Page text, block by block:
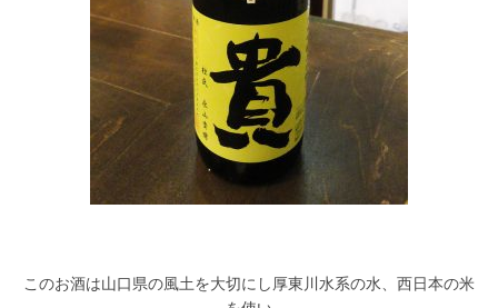
このお酒は山口県の風土を大切にし厚東川水系の水、西日本の米